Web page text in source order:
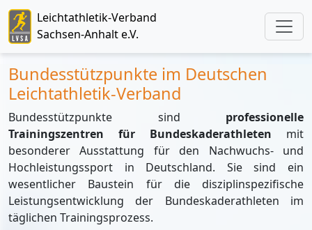
Leichtathletik-Verband
Sachsen-Anhalt e.V.
Bundesstützpunkte im Deutschen
Leichtathletik-Verband
Bundesstützpunkte sind professionelle
Trainingszentren für Bundeskaderathleten mit
besonderer Ausstattung für den Nachwuchs- und
Hochleistungssport in Deutschland. Sie sind ein
wesentlicher Baustein für die disziplinspezifische
Leistungsentwicklung der Bundeskaderathleten im
täglichen Trainingsprozess.